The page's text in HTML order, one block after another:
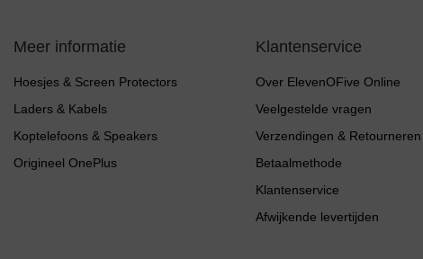
Meer informatie
Hoesjes & Screen Protectors
Laders & Kabels
Koptelefoons & Speakers
Origineel OnePlus
Klantenservice
Over ElevenOFive Online
Veelgestelde vragen
Verzendingen & Retourneren
Betaalmethode
Klantenservice
Afwijkende levertijden